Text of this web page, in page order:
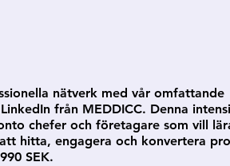
nätverk med vår omfattande
från MEDDICC. Denna
chefer och företagare som vill
hitta, engagera och konvertera
SEK.